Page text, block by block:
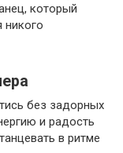
который
никого
без задорных
и радость
в ритме